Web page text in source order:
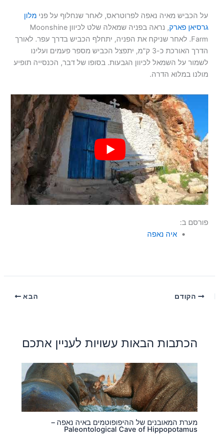
על הכביש מאיה נאפה לפרוטראס, לאחר שנחלוף על פנימלון
גרסיאן פארק
, נראה בפניה שמאלה שלט לכיוון Moonshine
Farm. לאחר שניקח את הפניה, יתחלף הכביש בדרך עפר. לאורך
הדרך האורכת כ-3 ק"מ, יתפצל הכביש מספר פעמים ועלינו
לשמור על השמאל לכיוון הגבעות. בסופו של דבר, הכנסייה תופיע
מולנו במלוא הדרה.
פורסם ב:
איה נאפה
הקודם הבא
הכתבות הבאות עשויות לעניין אתכם
מערת המאובנים של ההיפופוטמים באיה נאפה –
Paleontological Cave of Hippopotamus